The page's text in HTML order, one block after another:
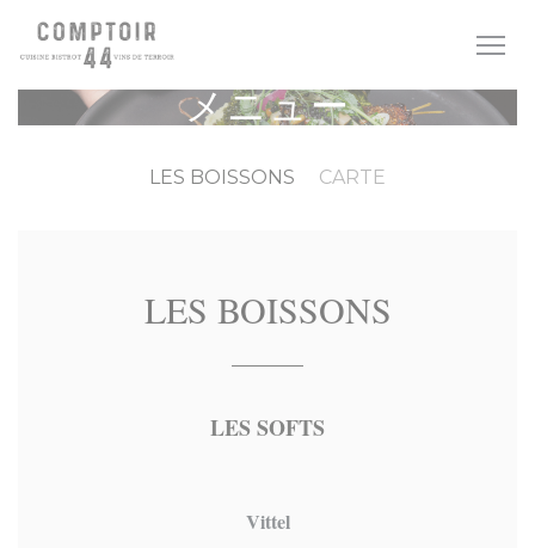
クッキー利用の管理について
メニュー
LES BOISSONS CARTE
LES BOISSONS
LES SOFTS
Vittel